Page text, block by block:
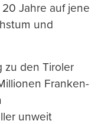
Jahre auf jene
und
zu den Tiroler
Franken-
unweit